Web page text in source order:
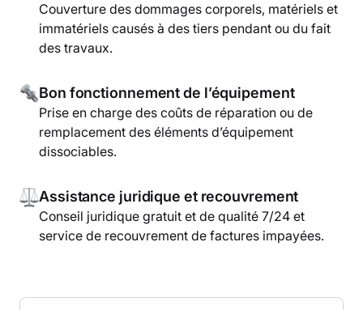
Couverture des dommages corporels, matériels et
immatériels causés à des tiers pendant ou du fait
des travaux.
Bon fonctionnement de l’équipement
Prise en charge des coûts de réparation ou de
remplacement des éléments d’équipement
dissociables.
Assistance juridique et recouvrement
Conseil juridique gratuit et de qualité 7/24 et
service de recouvrement de factures impayées.